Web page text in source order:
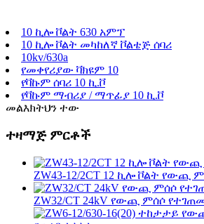
10 ኪሎ ቮልት 630 አምፕ
10 ኪሎ ቮልት መካከለኛ ቮልቴጅ ሰባሪ
10kv/630a
የመቀየሪያው ቫክዩም 10
የቫኩም ሰባሪ 10 ኪ.ቮ
የቫኩም ማብሪያ / ማጥፊያ 10 ኪ.ቮ
መልእክትህን ተው
ተዛማጅ ምርቶች
ZW43-12/2CT 12 ኪሎ ቮልት የውጪ
ZW32/CT 24kV የውጪ ምሰሶ